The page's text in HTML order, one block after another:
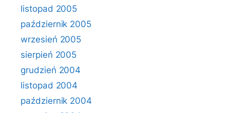
listopad 2005
październik 2005
wrzesień 2005
sierpień 2005
grudzień 2004
listopad 2004
październik 2004